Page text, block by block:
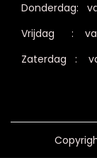
Donderdag:
Vrijdag : van
Zaterdag :